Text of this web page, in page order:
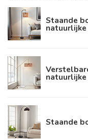
Staande
natuurlijke
natuurlijke
Staande